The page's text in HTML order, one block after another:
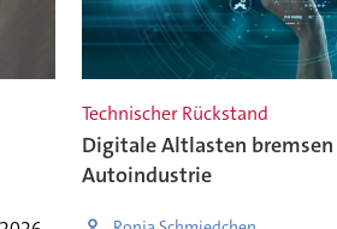
Technischer Rückstand
Digitale Altlasten
Autoindustrie